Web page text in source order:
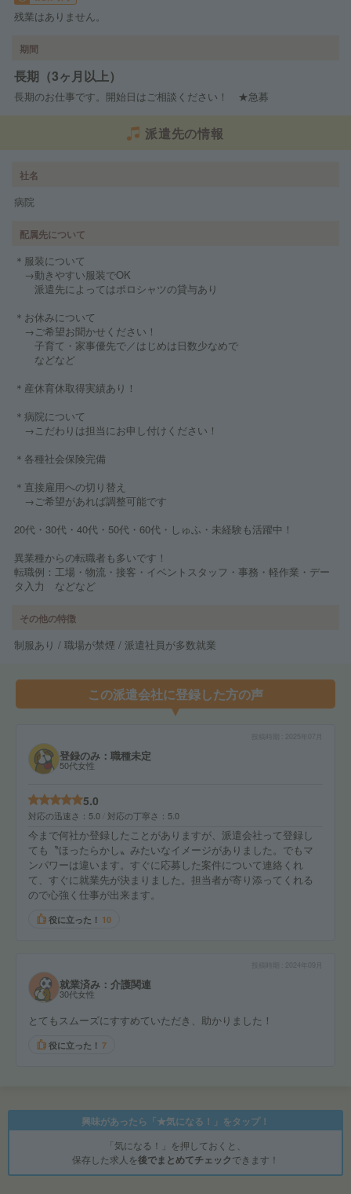
残業はありません。
期間
長期（3ヶ月以上）
長期のお仕事です。開始日はご相談ください！ ★急募
派遣先の情報
社名
病院
配属先について
＊服装について
→動きやすい服装でOK
派遣先によってはポロシャツの貸与あり
＊お休みについて
→ご希望お聞かせください！
子育て・家事優先で／はじめは日数少なめで
などなど
＊産休育休取得実績あり！
＊病院について
→こだわりは担当にお申し付けください！
＊各種社会保険完備
＊直接雇用への切り替え
→ご希望があれば調整可能です
20代・30代・40代・50代・60代・しゅふ・未経験も活躍中！
異業種からの転職者も多いです！
転職例：工場・物流・接客・イベントスタッフ・事務・軽作業・デー
タ入力 などなど
その他の特徴
制服あり / 職場が禁煙 / 派遣社員が多数就業
この派遣会社に登録した方の声
2025年07月
登録のみ：職種未定
50代女性
5.0
対応の迅速さ 5.0 対応の丁寧さ 5.0
今まで何社か登録したことがありますが、派遣会社って登録し
ても〝ほったらかし〟みたいなイメージがありました。でもマ
ンパワーは違います。すぐに応募した案件について連絡くれ
て、すぐに就業先が決まりました。担当者が寄り添ってくれる
ので心強く仕事が出来ます。
役に立った！ 10
2024年09月
就業済み：介護関連
30代女性
とてもスムーズにすすめていただき、助かりました！
役に立った！ 7
興味があったら「★気になる！」をタップ！
「気になる！」を押しておくと、
保存した求人を後でまとめてチェックできます！